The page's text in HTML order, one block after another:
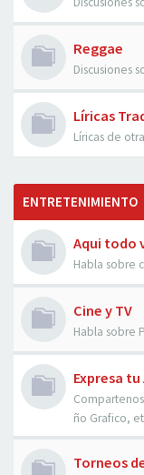
Reggae
Discusiones
Líricas
Líricas de
ENTRETENIMIENTO
Aqui todo
Habla sobre
Cine y TV
Habla sobre
Expresa tu
ño Grafico,
Torneos